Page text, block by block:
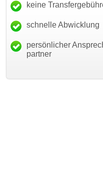
Schäfer
GmbH
"Ich bin
haben. Die
mein Business
keine
schnelle Abwicklung
persönlicher
partner